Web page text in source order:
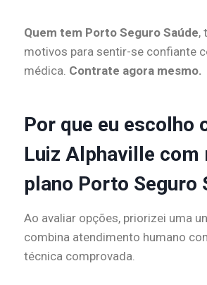
Quem tem Porto Seguro Saúde,
motivos para sentir-se confiante
médica. Contrate agora mesmo.
Por que eu escolho
Luiz Alphaville com
plano Porto Seguro
Ao avaliar opções, priorizei uma
combina atendimento humano
técnica comprovada.